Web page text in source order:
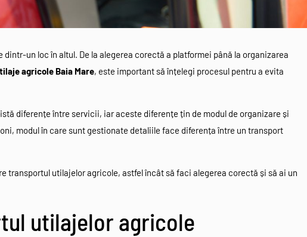
un loc în altul. De la alegerea corectă a platformei până la organizarea
agricole Baia Mare, este important să înțelegi procesul pentru a evita
diferențe între servicii, iar aceste diferențe țin de modul de organizare și
modul în care sunt gestionate detaliile face diferența între un transport
transportul utilajelor agricole, astfel încât să faci alegerea corectă și să ai un
utilajelor agricole